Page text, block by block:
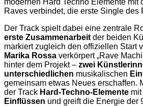
Raves verbindet, die erste Single des
Der Track spielt dabei eine zentrale
erste Zusammenarbeit der beiden
markiert zugleich den offiziellen Start
Marika Rossa verkörpert „Rave
hinter dem Projekt – zwei
unterschiedlichen musikalischen
gemeinsam etwas Neues erschaffen.
der Track Hard-Techno-Elemente mit
Einflüssen und greift die Energie der